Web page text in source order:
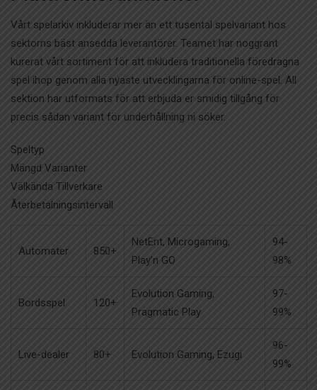
Vårt spelarkiv inkluderar mer än ett tusental spelvariant hos
sektorns bäst ansedda leverantörer. Teamet har noggrant
kurerat vårt sortiment för att inkludera traditionella föredragna
spel ihop genom alla nyaste utvecklingarna för online-spel. All
sektion har utformats för att erbjuda er smidig tillgång för
precis sådan variant för underhållning ni söker.
Speltyp
Mängd Varianter
Välkända Tillverkare
Återbetalningsintervall
Automater 850+
NetEnt, Microgaming,
Play’n GO
94-
98%
Bordsspel 120+
Evolution Gaming,
Pragmatic Play
97-
99%
Live-dealer 80+ Evolution Gaming, Ezugi
96-
99%